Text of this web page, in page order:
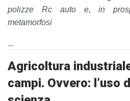
polizze Rc auto e, in
metamorfosi
...
Agricoltura
campi. Ovvero: l’uso